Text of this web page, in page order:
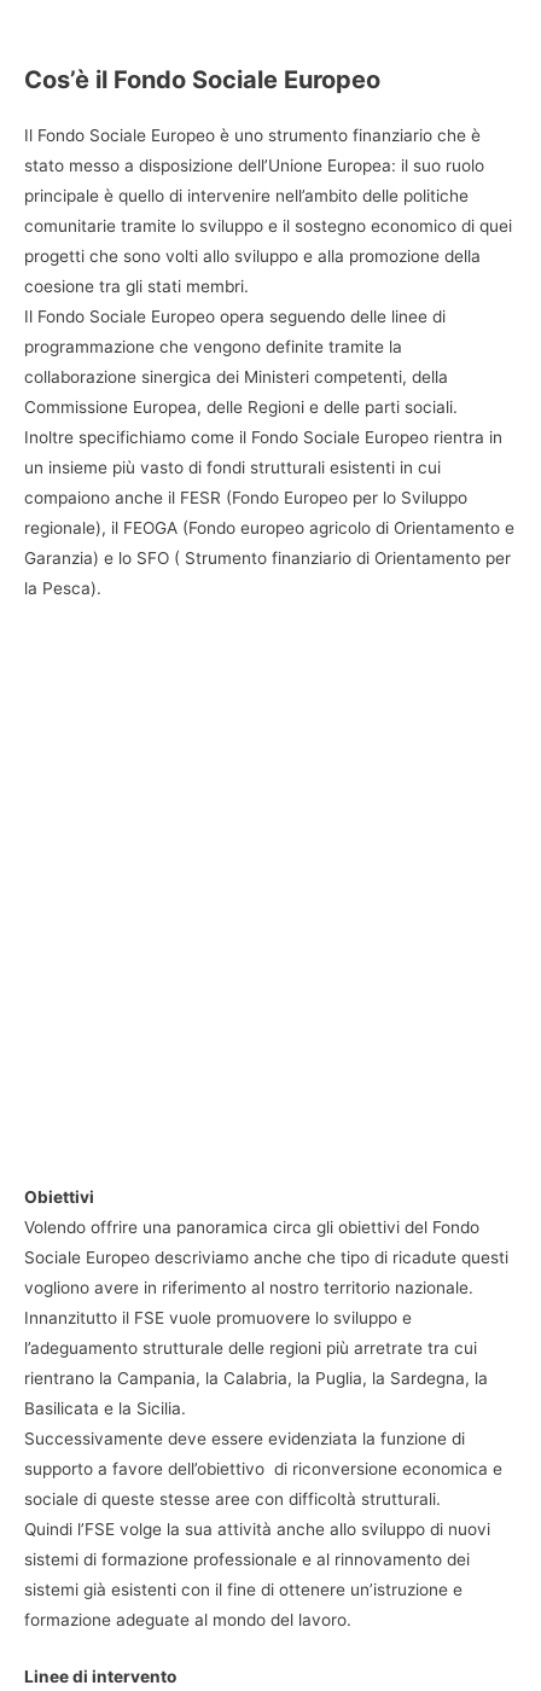
Cos’è il Fondo Sociale Europeo
Il Fondo Sociale Europeo è uno strumento finanziario che è
stato messo a disposizione dell’Unione Europea: il suo ruolo
principale è quello di intervenire nell’ambito delle politiche
comunitarie tramite lo sviluppo e il sostegno economico di quei
progetti che sono volti allo sviluppo e alla promozione della
coesione tra gli stati membri.
Il Fondo Sociale Europeo opera seguendo delle linee di
programmazione che vengono definite tramite la
collaborazione sinergica dei Ministeri competenti, della
Commissione Europea, delle Regioni e delle parti sociali.
Inoltre specifichiamo come il Fondo Sociale Europeo rientra in
un insieme più vasto di fondi strutturali esistenti in cui
compaiono anche il FESR (Fondo Europeo per lo Sviluppo
regionale), il FEOGA (Fondo europeo agricolo di Orientamento e
Garanzia) e lo SFO ( Strumento finanziario di Orientamento per
la Pesca).
Obiettivi
Volendo offrire una panoramica circa gli obiettivi del Fondo
Sociale Europeo descriviamo anche che tipo di ricadute questi
vogliono avere in riferimento al nostro territorio nazionale.
Innanzitutto il FSE vuole promuovere lo sviluppo e
l’adeguamento strutturale delle regioni più arretrate tra cui
rientrano la Campania, la Calabria, la Puglia, la Sardegna, la
Basilicata e la Sicilia.
Successivamente deve essere evidenziata la funzione di
supporto a favore dell’obiettivo di riconversione economica e
sociale di queste stesse aree con difficoltà strutturali.
Quindi l’FSE volge la sua attività anche allo sviluppo di nuovi
sistemi di formazione professionale e al rinnovamento dei
sistemi già esistenti con il fine di ottenere un’istruzione e
formazione adeguate al mondo del lavoro.
Linee di intervento